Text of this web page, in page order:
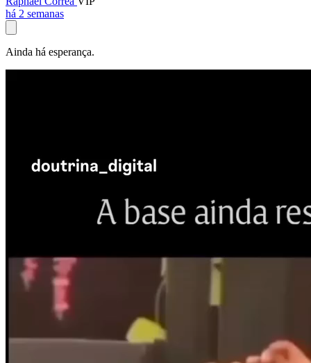
há 2 semanas
Ainda há esperança.